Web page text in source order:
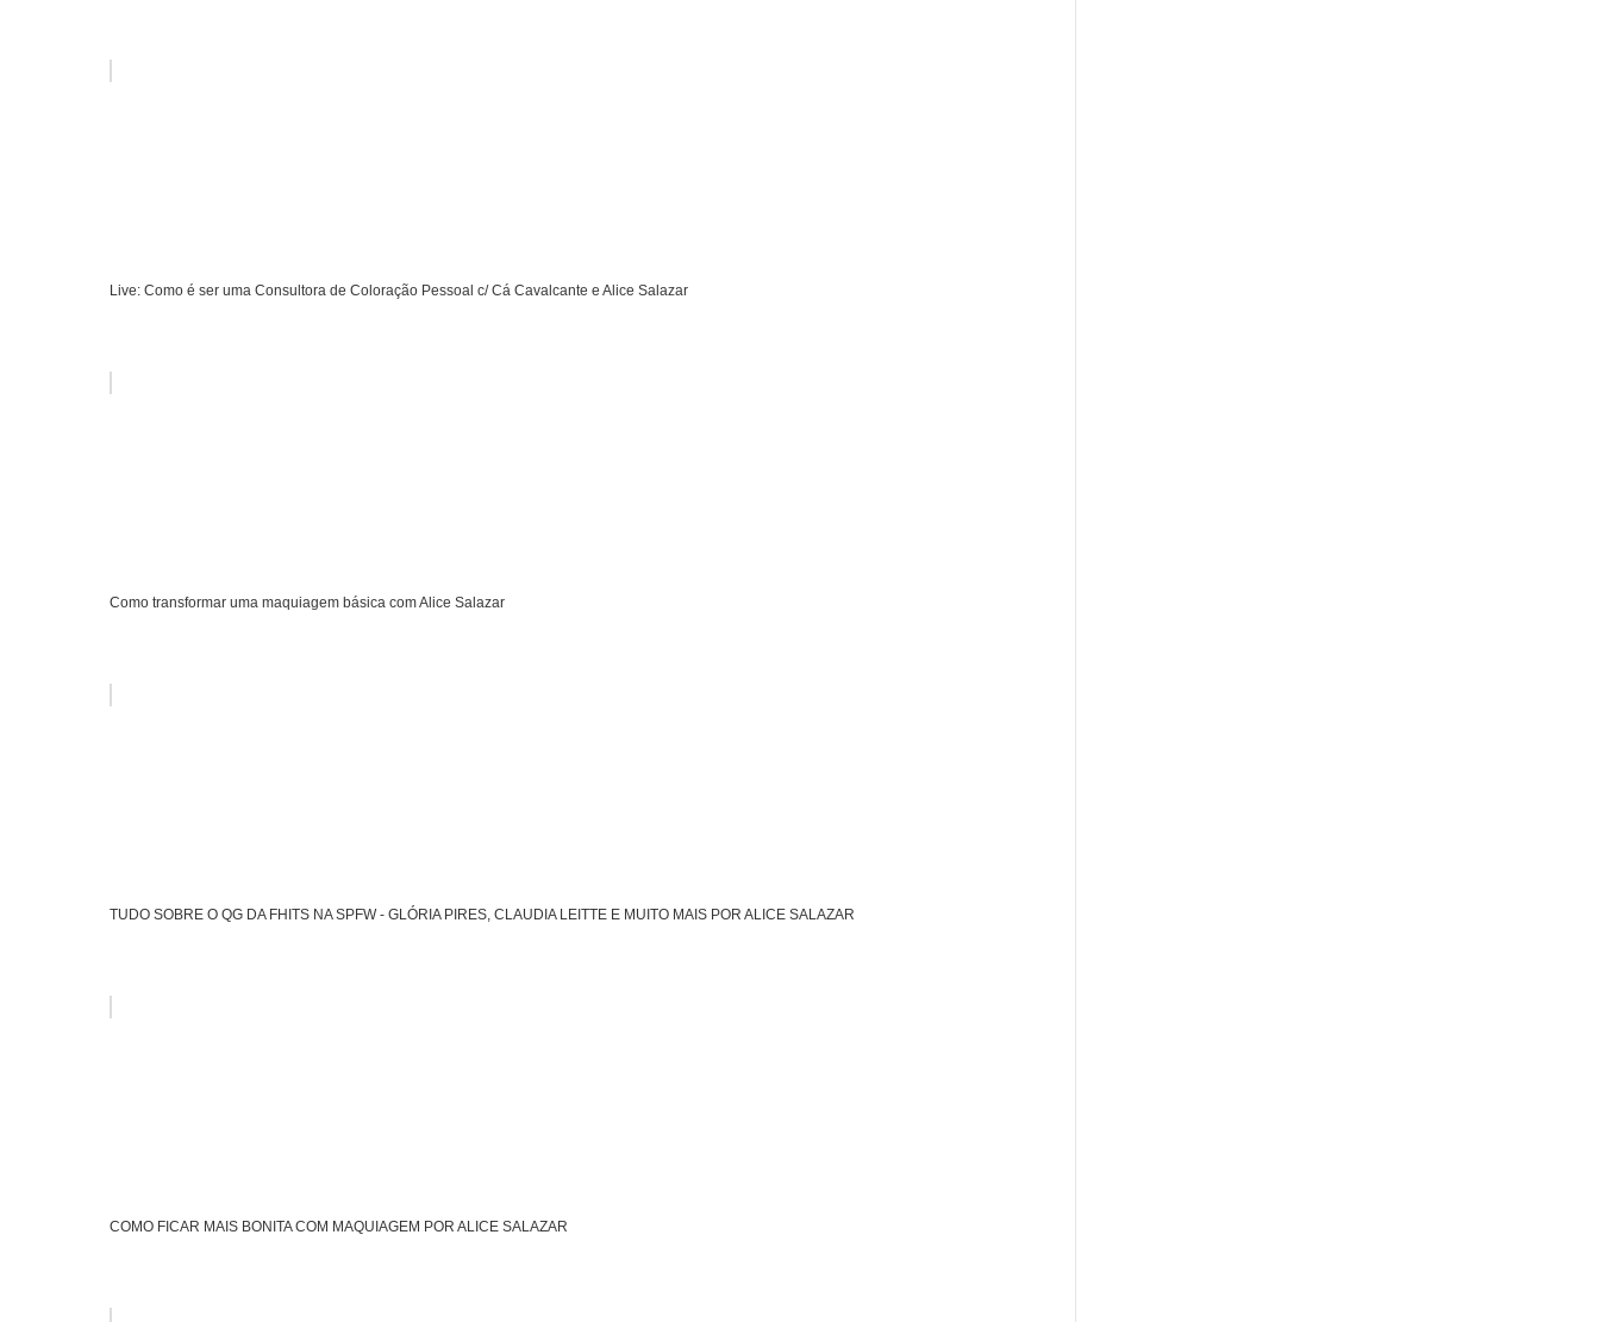
Live: Como é ser uma Consultora de Coloração Pessoal c/ Cá Cavalcante e Alice Salazar
Como transformar uma maquiagem básica com Alice Salazar
TUDO SOBRE O QG DA FHITS NA SPFW - GLÓRIA PIRES, CLAUDIA LEITTE E MUITO MAIS POR ALICE SALAZAR
COMO FICAR MAIS BONITA COM MAQUIAGEM POR ALICE SALAZAR